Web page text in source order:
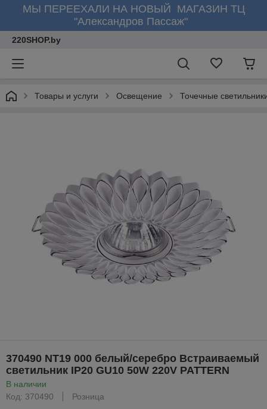
МЫ ПЕРЕЕХАЛИ НА НОВЫЙ МАГАЗИН ТЦ
"Александров Пассаж"
220SHOP.by
Товары и услуги Освещение Точечные
370490 NT19 000 белый/серебро Встраиваемый
светильник IP20 GU10 50W 220V PATTERN
В наличии
Код: 370490
Розница